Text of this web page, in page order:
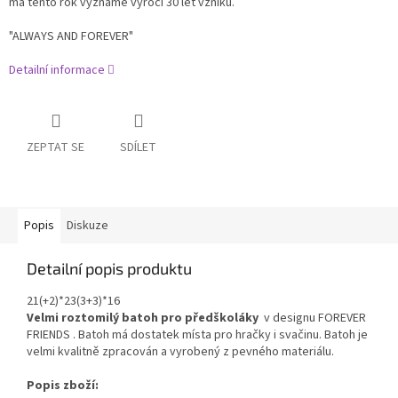
"ALWAYS AND FOREVER"
Detailní informace
ZEPTAT SE SDÍLET
Popis Diskuze
Detailní popis produktu
21(+2)*23(3+3)*16
Velmi roztomilý batoh pro předškoláky v designu FOREVER
FRIENDS . Batoh má dostatek místa pro hračky i svačinu. Batoh je
velmi kvalitně zpracován a vyrobený z pevného materiálu.
Popis zboží: